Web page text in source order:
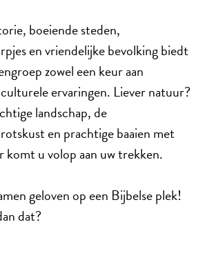
boeiende steden,
en vriendelijke bevolking biedt
zowel een keur aan
ervaringen. Liever natuur?
landschap, de
en prachtige baaien met
komt u volop aan uw trekken.
geloven op een Bijbelse plek!
dat?